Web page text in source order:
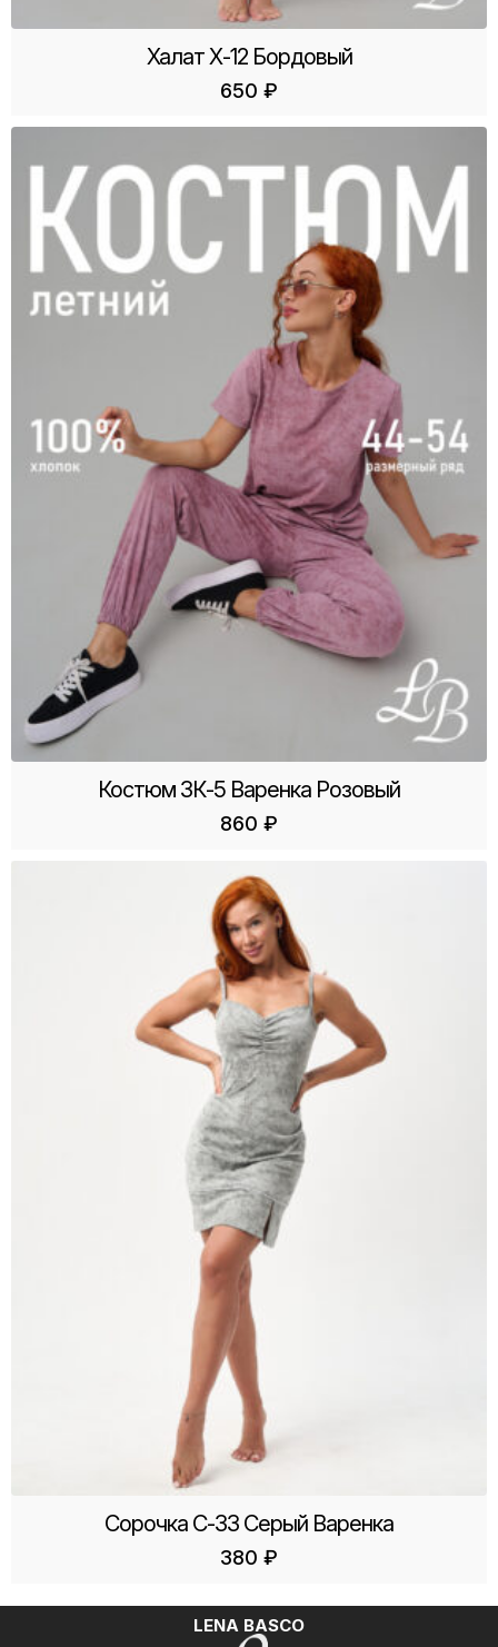
Халат Х-12 Бордовый
650 ₽
Костюм ЗК-5 Варенка Розовый
860 ₽
Сорочка С-33 Серый Варенка
380 ₽
LENA BASCO